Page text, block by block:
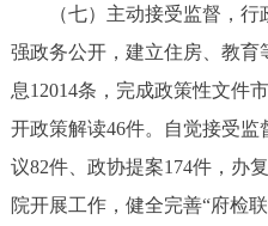
（七）主动接受监督，行
强政务公开，建立住房、教育
息12014条，完成政策性文件
开政策解读46件。自觉接受
议82件、政协提案174件，办
院开展工作，健全完善“府检